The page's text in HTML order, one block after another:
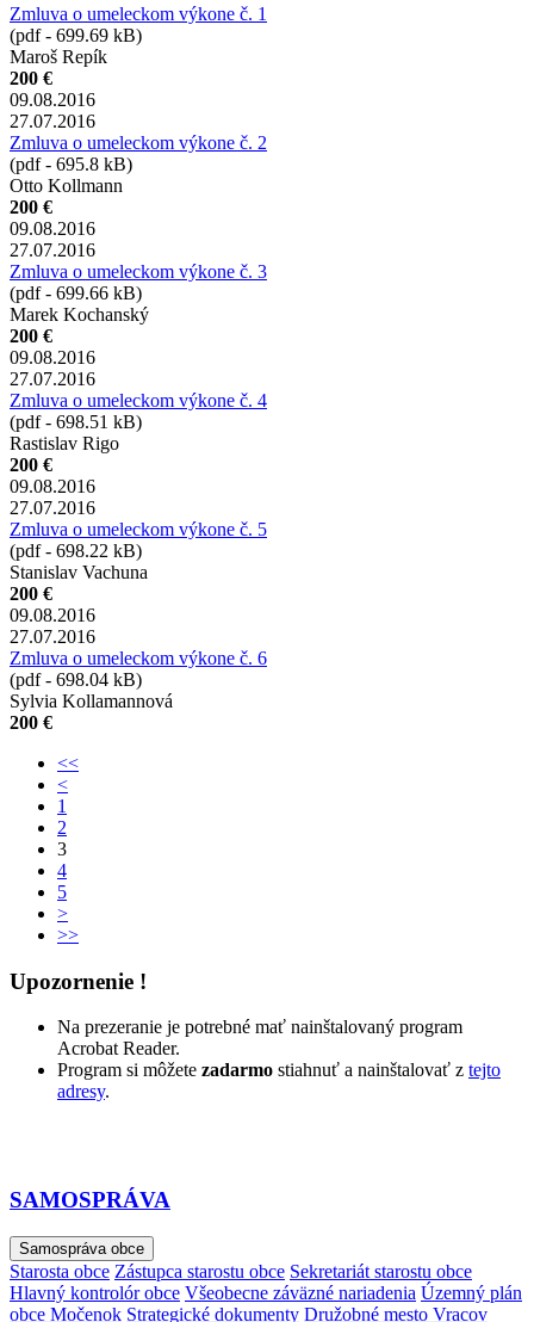
Zmluva o umeleckom výkone č. 1
(pdf - 699.69 kB)
Maroš Repík
200 €
09.08.2016
27.07.2016
Zmluva o umeleckom výkone č. 2
(pdf - 695.8 kB)
Otto Kollmann
200 €
09.08.2016
27.07.2016
Zmluva o umeleckom výkone č. 3
(pdf - 699.66 kB)
Marek Kochanský
200 €
09.08.2016
27.07.2016
Zmluva o umeleckom výkone č. 4
(pdf - 698.51 kB)
Rastislav Rigo
200 €
09.08.2016
27.07.2016
Zmluva o umeleckom výkone č. 5
(pdf - 698.22 kB)
Stanislav Vachuna
200 €
09.08.2016
27.07.2016
Zmluva o umeleckom výkone č. 6
(pdf - 698.04 kB)
Sylvia Kollamannová
200 €
<<
<
1
2
3
4
5
>
>>
Upozornenie !
Na prezeranie je potrebné mať nainštalovaný program
Acrobat Reader.
Program si môžete zadarmo stiahnuť a nainštalovať z tejto
adresy.
SAMOSPRÁVA
Samospráva obce
Starosta obce Zástupca starostu obce Sekretariát starostu obce
Hlavný kontrolór obce Všeobecne záväzné nariadenia Územný plán
obce Močenok Strategické dokumenty Družobné mesto Vracov